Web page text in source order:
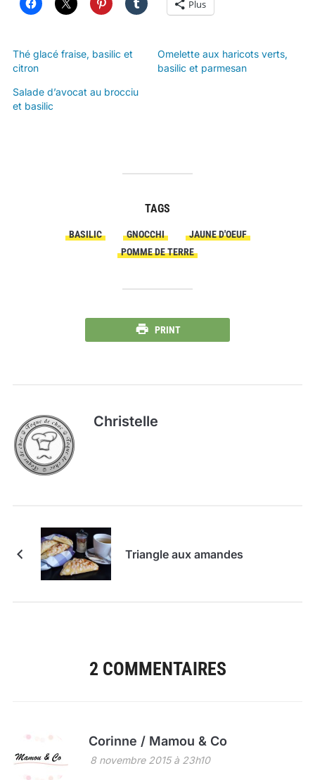
Plus
Thé glacé fraise, basilic et
citron
Omelette aux haricots verts,
basilic et parmesan
Salade d’avocat au brocciu
et basilic
TAGS
BASILIC GNOCCHI
JAUNE D'OEUF
POMME DE TERRE
PRINT
Christelle
Triangle aux amandes
2 COMMENTAIRES
Corinne / Mamou & Co
8 novembre 2015 à 23h10